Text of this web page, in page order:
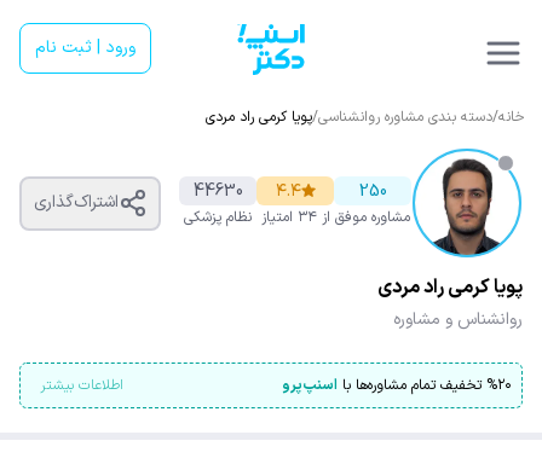
ورود | ثبت نام
خانه/دسته بندی مشاوره روانشناسی/پویا کرمی راد مردی
250
مشاوره موفق
۴.۴
از ۳۴ امتیاز
44630
نظام پزشکی
اشتراک‌گذاری
پویا کرمی راد مردی
روانشناس و مشاوره
%۲۰ تخفیف تمام مشاوره‌ها با اسنپ‌پرو اطلاعات بیشتر